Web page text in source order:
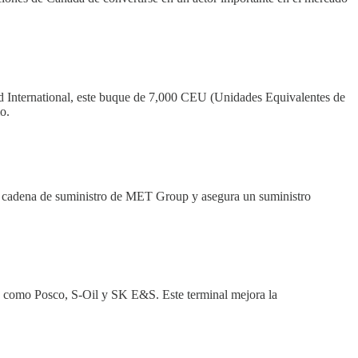
este buque de 7,000 CEU (Unidades Equivalentes de
de suministro de MET Group y asegura un suministro
Posco, S-Oil y SK E&S. Este terminal mejora la